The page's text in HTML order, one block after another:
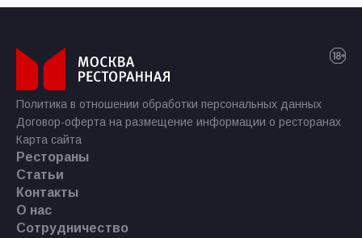
Политика в отношении обработки персональных данных
Договор-оферта на размещение информации о ресторанах
Карта сайта
Рестораны
Статьи
Контакты
О нас
Сотрудничество